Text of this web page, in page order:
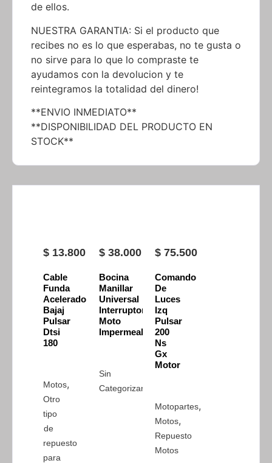
de ellos.
NUESTRA GARANTIA: Si el producto que
recibes no es lo que esperabas, no te gusta o
no sirve para lo que lo compraste te
ayudamos con la devolucion y te
reintegramos la totalidad del dinero!
**ENVIO INMEDIATO**
**DISPONIBILIDAD DEL PRODUCTO EN
STOCK**
$ 13.800
Cable
Funda
Acelerador
Bajaj
Pulsar
Dtsi
180
Motos,
Otro
tipo
de
repuesto
para
$ 38.000
Bocina
Manillar
Universal
Interruptor
Moto
Impermeable
Sin
Categorizar
$ 75.500
Comando
De
Luces
Izq
Pulsar
200
Ns
Gx
Motor
Motopartes,
Motos,
Repuesto
Motos